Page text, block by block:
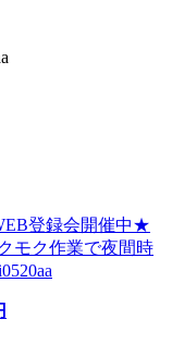
登録会開催中★
モク作業で夜間時